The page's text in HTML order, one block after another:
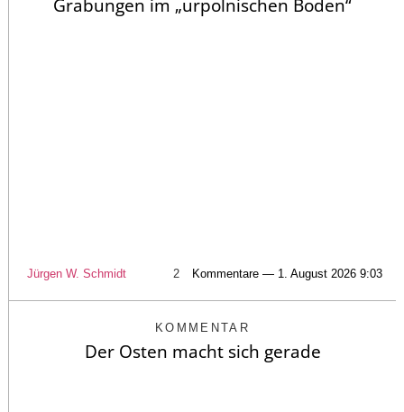
Grabungen im „urpolnischen Boden“
Jürgen W. Schmidt 2 Kommentare — 1. August 2026 9:03
KOMMENTAR
Der Osten macht sich gerade